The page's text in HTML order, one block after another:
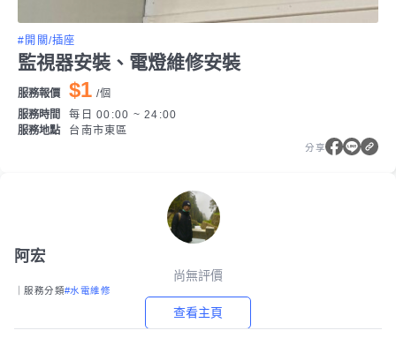
#開關/插座
監視器安裝、電燈維修安裝
服務報價 $1 /個
服務時間
每日 00:00 ~ 24:00
服務地點
台南市東區
分享
阿宏
尚無評價
｜服務分類#水電維修
查看主頁